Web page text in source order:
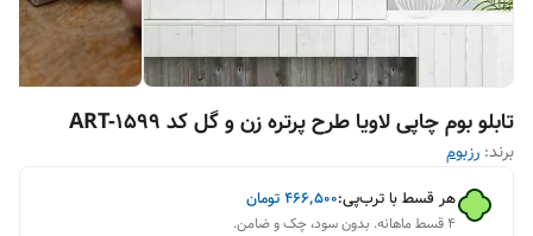
تابلو بوم چاپی لاویا طرح پرتره زن و گل کد ART-1599
برند: رزبوم
هر قسط با ترب‌پی:۴۶۶٬۵۰۰تومان
۴ قسط ماهانه. بدون سود، چک و ضامن.